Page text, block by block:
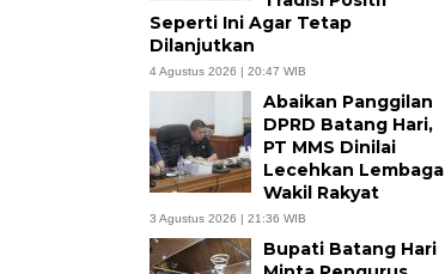
Seperti Ini Agar Tetap
Dilanjutkan
4 Agustus 2026 | 20:47 WIB
Abaikan Panggilan
DPRD Batang Hari,
PT MMS Dinilai
Lecehkan Lembaga
Wakil Rakyat
3 Agustus 2026 | 21:36 WIB
Bupati Batang Hari